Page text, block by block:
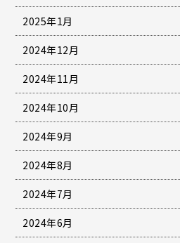
2025年1月
2024年12月
2024年11月
2024年10月
2024年9月
2024年8月
2024年7月
2024年6月